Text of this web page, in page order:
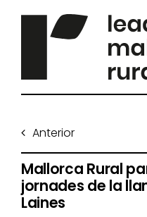
Qui som
Projectes
Anterior
Mallorca Rural
jornades de la
Laines